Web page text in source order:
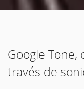
Google Tone,
través de